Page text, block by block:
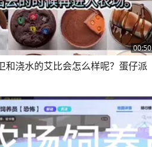
00:50
和浇水的艾比会怎么样呢？蛋仔派